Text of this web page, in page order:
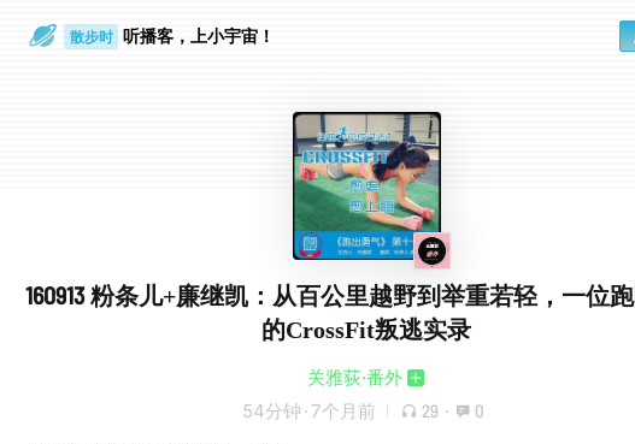
散步时
通勤路上
听播客，上小宇宙！
160913 粉条儿+廉继凯：从百公里越野到举重若轻，一位
的CrossFit叛逃实录
关雅荻·番外
54分钟 · 7个月前 29 · 0